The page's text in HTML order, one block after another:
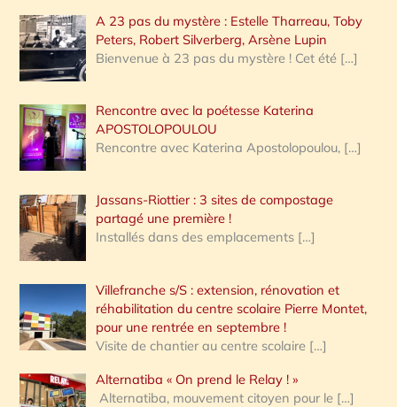
A 23 pas du mystère : Estelle Tharreau, Toby
Peters, Robert Silverberg, Arsène Lupin
Bienvenue à 23 pas du mystère ! Cet été […]
Rencontre avec la poétesse Katerina
APOSTOLOPOULOU
Rencontre avec Katerina Apostolopoulou, […]
Jassans-Riottier : 3 sites de compostage
partagé une première !
Installés dans des emplacements […]
Villefranche s/S : extension, rénovation et
réhabilitation du centre scolaire Pierre Montet,
pour une rentrée en septembre !
Visite de chantier au centre scolaire […]
Alternatiba « On prend le Relay ! »
Alternatiba, mouvement citoyen pour le […]